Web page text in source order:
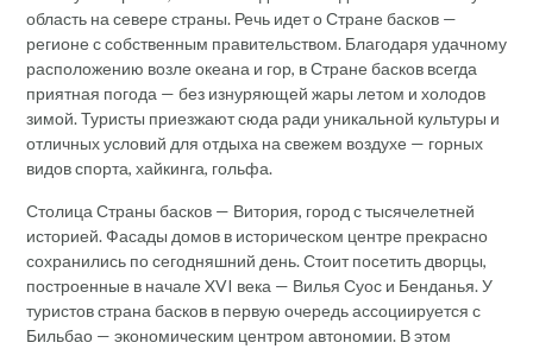
область на севере страны. Речь идет о Стране басков —
регионе с собственным правительством. Благодаря удачному
расположению возле океана и гор, в Стране басков всегда
приятная погода — без изнуряющей жары летом и холодов
зимой. Туристы приезжают сюда ради уникальной культуры и
отличных условий для отдыха на свежем воздухе — горных
видов спорта, хайкинга, гольфа.
Столица Страны басков — Витория, город с тысячелетней
историей. Фасады домов в историческом центре прекрасно
сохранились по сегодняшний день. Стоит посетить дворцы,
построенные в начале XVI века — Вилья Суос и Бенданья. У
туристов страна басков в первую очередь ассоциируется с
Бильбао — экономическим центром автономии. В этом